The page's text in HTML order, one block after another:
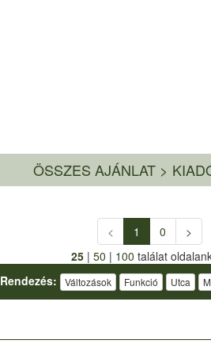
ÖSSZES AJÁNLAT >
< 1 0
>
25| 50 | 100 találat
Rendezés:
Változások Funkció Utca